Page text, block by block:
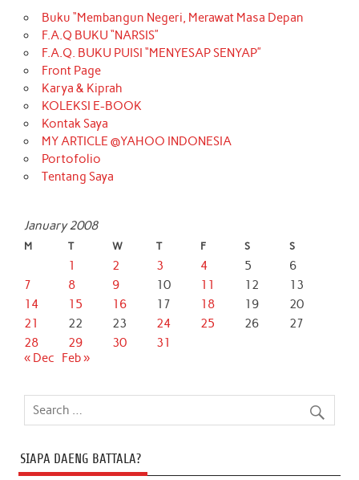
Buku “Membangun Negeri, Merawat Masa Depan
F.A.Q BUKU “NARSIS”
F.A.Q. BUKU PUISI “MENYESAP SENYAP”
Front Page
Karya & Kiprah
KOLEKSI E-BOOK
Kontak Saya
MY ARTICLE @YAHOO INDONESIA
Portofolio
Tentang Saya
January 2008
M T W T F S S
1 2 3 4 5
6
7
8 9 10 11 12
13
14
15 16 17 18 19
20
21
22 23 24 25 26
27
28
29 30
31
« Dec
Feb »
SIAPA DAENG BATTALA?